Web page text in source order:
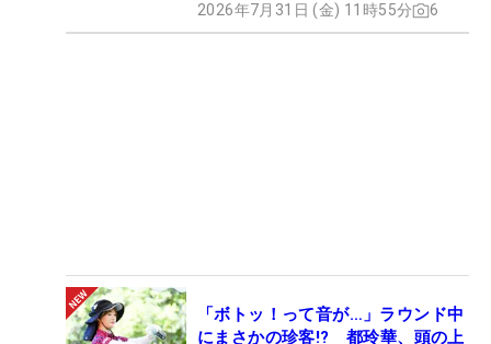
2026年7月31日 (金) 11時55分 6
「ボトッ！って音が…」ラウンド中
にまさかの珍客!? 都玲華、頭の上